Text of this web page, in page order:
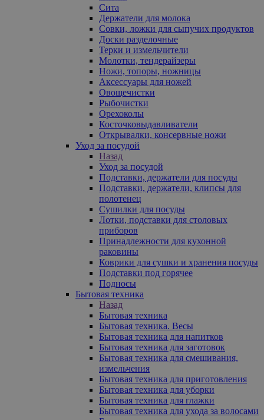
Сита
Держатели для молока
Совки, ложки для сыпучих продуктов
Доски разделочные
Терки и измельчители
Молотки, тендерайзеры
Ножи, топоры, ножницы
Аксессуары для ножей
Овощечистки
Рыбочистки
Орехоколы
Косточковыдавливатели
Открывалки, консервные ножи
Уход за посудой
Назад
Уход за посудой
Подставки, держатели для посуды
Подставки, держатели, клипсы для
полотенец
Сушилки для посуды
Лотки, подставки для столовых
приборов
Принадлежности для кухонной
раковины
Коврики для сушки и хранения посуды
Подставки под горячее
Подносы
Бытовая техника
Назад
Бытовая техника
Бытовая техника. Весы
Бытовая техника для напитков
Бытовая техника для заготовок
Бытовая техника для смешивания,
измельчения
Бытовая техника для приготовления
Бытовая техника для уборки
Бытовая техника для глажки
Бытовая техника для ухода за волосами